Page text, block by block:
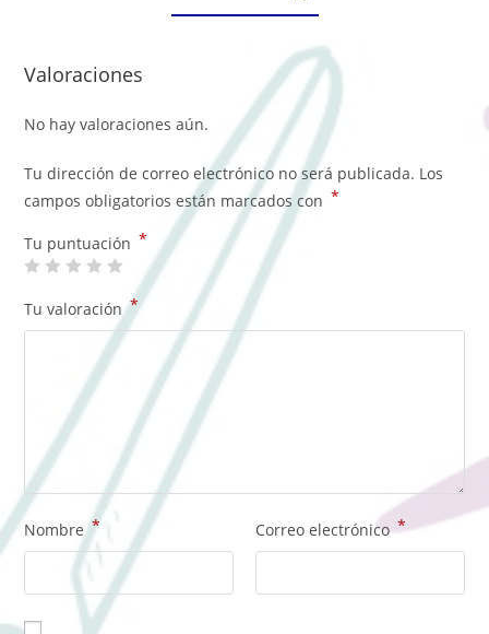
Valoraciones
No hay valoraciones aún.
Tu dirección de correo electrónico no será publicada. Los
campos obligatorios están marcados con *
Tu puntuación *
Tu valoración*
Nombre* Correo electrónico*